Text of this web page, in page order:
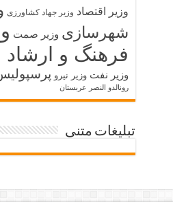
وزیر اقتصاد وزیر جهاد کشاورزی
شهرسازی وزیر صمت
فرهنگ و ارشاد
وزیر نفت وزیر نیرو
رونالدو النصر عربستان
تبلیغات متنی